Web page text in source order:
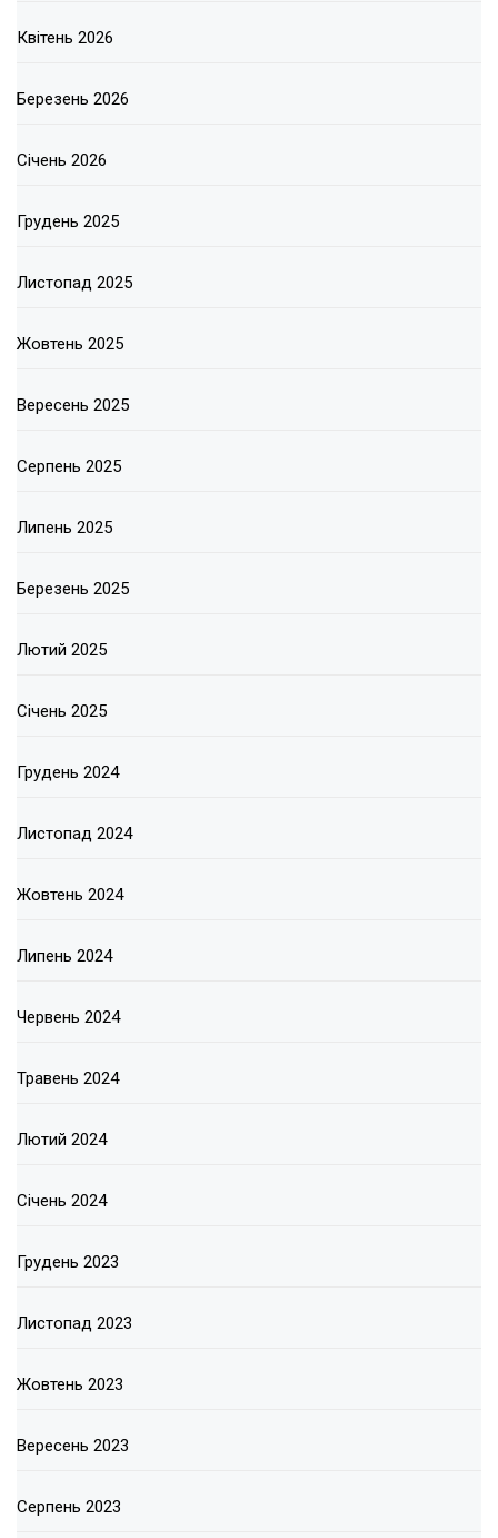
Квітень 2026
Березень 2026
Січень 2026
Грудень 2025
Листопад 2025
Жовтень 2025
Вересень 2025
Серпень 2025
Липень 2025
Березень 2025
Лютий 2025
Січень 2025
Грудень 2024
Листопад 2024
Жовтень 2024
Липень 2024
Червень 2024
Травень 2024
Лютий 2024
Січень 2024
Грудень 2023
Листопад 2023
Жовтень 2023
Вересень 2023
Серпень 2023